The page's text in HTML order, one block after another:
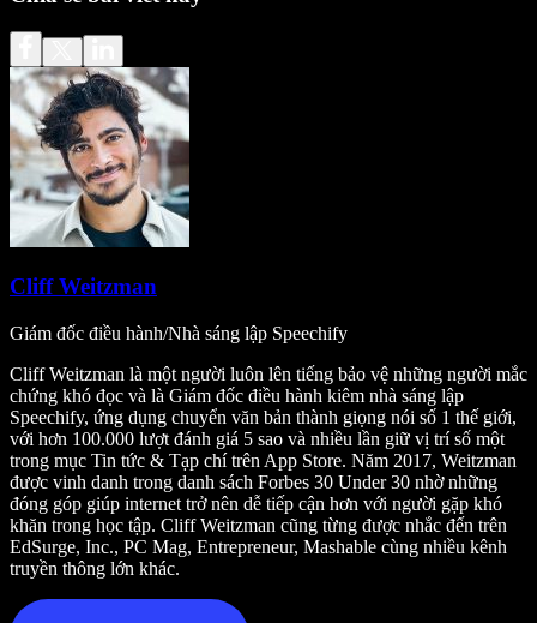
Cliff Weitzman
Giám đốc điều hành/Nhà sáng lập Speechify
Cliff Weitzman là một người luôn lên tiếng bảo vệ những người mắc
chứng khó đọc và là Giám đốc điều hành kiêm nhà sáng lập
Speechify, ứng dụng chuyển văn bản thành giọng nói số 1 thế giới,
với hơn 100.000 lượt đánh giá 5 sao và nhiều lần giữ vị trí số một
trong mục Tin tức & Tạp chí trên App Store. Năm 2017, Weitzman
được vinh danh trong danh sách Forbes 30 Under 30 nhờ những
đóng góp giúp internet trở nên dễ tiếp cận hơn với người gặp khó
khăn trong học tập. Cliff Weitzman cũng từng được nhắc đến trên
EdSurge, Inc., PC Mag, Entrepreneur, Mashable cùng nhiều kênh
truyền thông lớn khác.